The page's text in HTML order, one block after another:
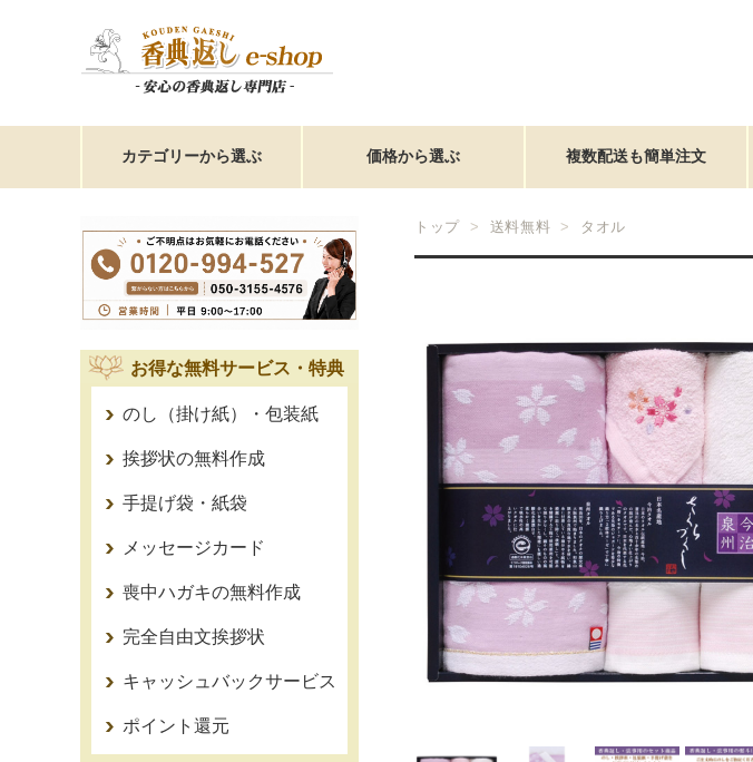
カテゴリーから選ぶ 価格から選ぶ 複数配送も簡単注文
トップ 送料無料 タオル
お得な無料サービス・特典
のし（掛け紙）・包装紙
挨拶状の無料作成
手提げ袋・紙袋
メッセージカード
喪中ハガキの無料作成
完全自由文挨拶状
キャッシュバックサービス
ポイント還元